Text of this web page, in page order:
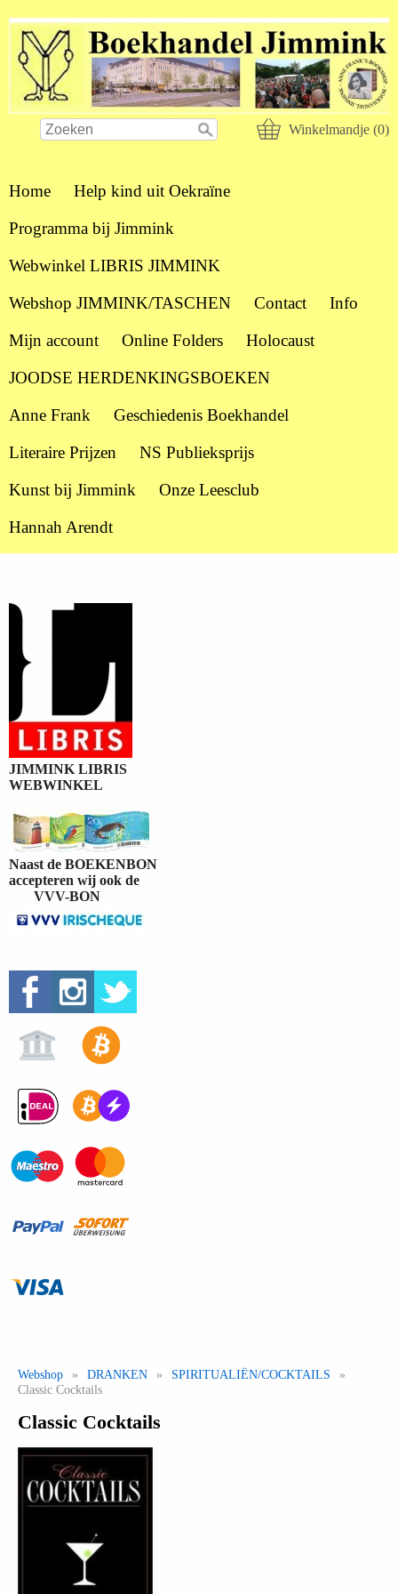
Winkelmandje (0)
Home
Help kind uit Oekraïne
Programma bij Jimmink
Webwinkel LIBRIS JIMMINK
Webshop JIMMINK/TASCHEN
Contact
Info
Mijn account
Online Folders
Holocaust
JOODSE HERDENKINGSBOEKEN
Anne Frank
Geschiedenis Boekhandel
Literaire Prijzen
NS Publieksprijs
Kunst bij Jimmink
Onze Leesclub
Hannah Arendt
JIMMINK LIBRIS
WEBWINKEL
Naast de BOEKENBON
accepteren wij ook de
VVV-BON
Webshop » DRANKEN » SPIRITUALIËN/COCKTAILS
»
Classic Cocktails
Classic Cocktails